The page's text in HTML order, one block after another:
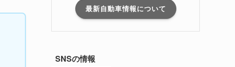
最新自動車情報について
SNSの情報